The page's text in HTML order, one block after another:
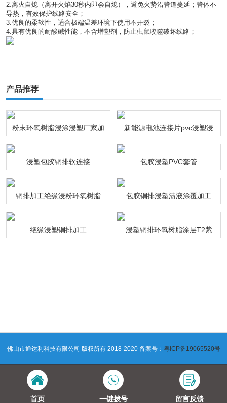
产品推荐
粉末环氧树脂浸涂浸塑厂家加
工
新能源电池连接片pvc浸塑浸
粉通达利厂家
浸塑包胶铜排软连接 包胶浸塑PVC套管
铜排加工绝缘浸粉环氧树脂 包胶铜排浸塑渍液涂覆加工
绝缘浸塑铜排加工 浸塑铜排环氧树脂涂层T2紫
2.离火自熄（离开火焰30秒内即会自熄），避免火势沿管道蔓延；管体不
导热，有效保护线路安全；
3.优良的柔软性，适合极端温差环境下使用不开裂；
4.具有优良的耐酸碱性能，不含增塑剂，防止虫鼠咬噬破坏线路；
佛山市通达利科技有限公司 版权所有 2018-2020 备案号： 粤ICP备19065520号
首页 一键拨号 留言反馈